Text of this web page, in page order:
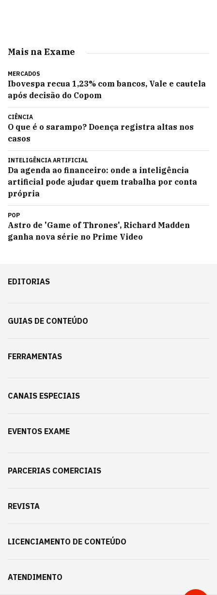
Mais na Exame
MERCADOS
Ibovespa recua 1,23% com bancos, Vale e cautela
após decisão do Copom
CIÊNCIA
O que é o sarampo? Doença registra altas nos
casos
INTELIGÊNCIA ARTIFICIAL
Da agenda ao financeiro: onde a inteligência
artificial pode ajudar quem trabalha por conta
própria
POP
Astro de 'Game of Thrones', Richard Madden
ganha nova série no Prime Video
EDITORIAS
GUIAS DE CONTEÚDO
FERRAMENTAS
CANAIS ESPECIAIS
EVENTOS EXAME
PARCERIAS COMERCIAIS
REVISTA
LICENCIAMENTO DE CONTEÚDO
ATENDIMENTO